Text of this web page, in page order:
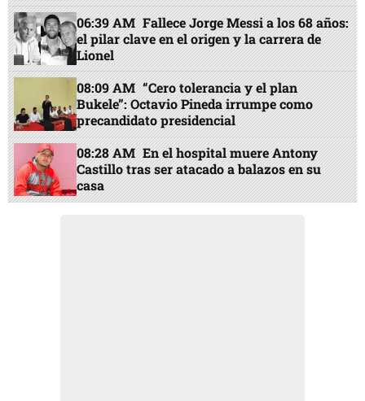
06:39 AM Fallece Jorge Messi a los 68 años:
el pilar clave en el origen y la carrera de
Lionel
08:09 AM “Cero tolerancia y el plan
Bukele”: Octavio Pineda irrumpe como
precandidato presidencial
08:28 AM En el hospital muere Antony
Castillo tras ser atacado a balazos en su
casa